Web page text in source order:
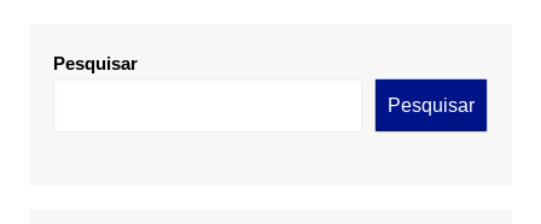
Pesquisar
Pesquisar